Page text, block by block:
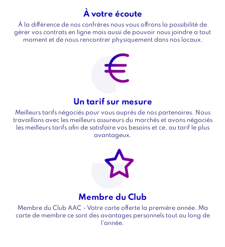
Titre
À votre écoute
Texte
À la différence de nos confrères nous vous offrons la possibilité de
gérer vos contrats en ligne mais aussi de pouvoir nous joindre a tout
moment et de nous rencontrer physiquement dans nos locaux.
Image
Image
Titre
Un tarif sur mesure
Texte
Meilleurs tarifs négociés pour vous auprès de nos partenaires. Nous
travaillons avec les meilleurs assureurs du marchés et avons négociés
les meilleurs tarifs afin de satisfaire vos besoins et ce, au tarif le plus
avantageux.
Image
Image
Titre
Membre du Club
Texte
Membre du Club AAC - Votre carte offerte la première année. Ma
carte de membre ce sont des avantages personnels tout au long de
l'année.